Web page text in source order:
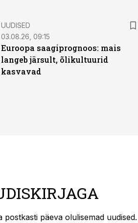
UUDISED
03.08.26, 09:15
Euroopa saagiprognoos: mais
langeb järsult, õlikultuurid
kasvavad
postkasti päeva olulisemad uudised.